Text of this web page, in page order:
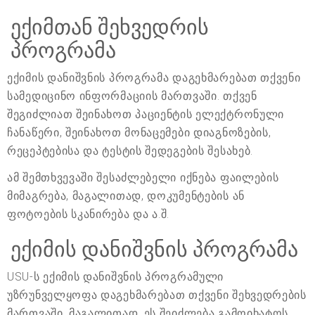
ექიმთან შეხვედრის
პროგრამა
ექიმის დანიშვნის პროგრამა დაგეხმარებათ თქვენი
სამედიცინო ინფორმაციის მართვაში. თქვენ
შეგიძლიათ შეინახოთ პაციენტის ელექტრონული
ჩანაწერი, შეინახოთ მონაცემები დიაგნოზების,
რეცეპტებისა და ტესტის შედეგების შესახებ.
ამ შემთხვევაში შესაძლებელი იქნება ფაილების
მიმაგრება, მაგალითად, დოკუმენტების ან
ფოტოების სკანირება და ა.შ.
ექიმის დანიშვნის პროგრამა
USU-ს ექიმის დანიშვნის პროგრამული
უზრუნველყოფა დაგეხმარებათ თქვენი შეხვედრების